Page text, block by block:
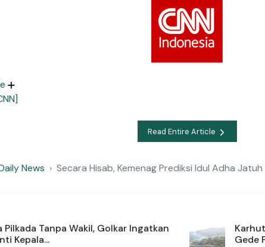
Read Entire Article
News Secara Hisab, Kemenag Prediksi Idul Adha
Pilkada Tanpa Wakil, Golkar Ingatkan
Kepala...
Gede